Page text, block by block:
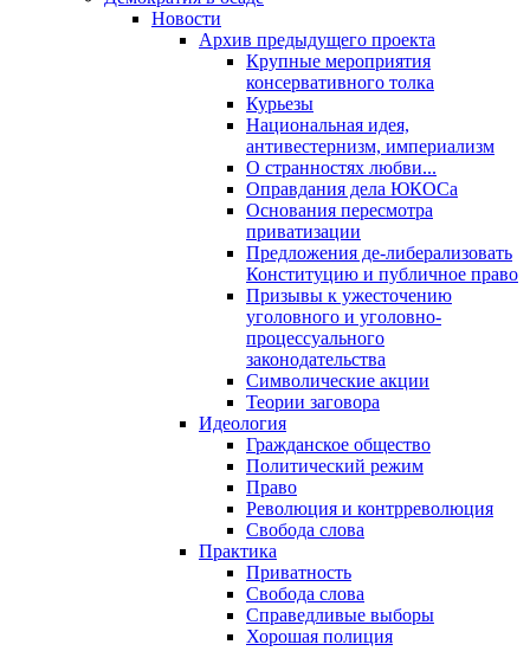
Новости
Архив предыдущего проекта
Крупные мероприятия
консервативного толка
Курьезы
Национальная идея,
антивестернизм, империализм
О странностях любви...
Оправдания дела ЮКОСа
Основания пересмотра
приватизации
Предложения де-либерализовать
Конституцию и публичное право
Призывы к ужесточению
уголовного и уголовно-
процессуального
законодательства
Символические акции
Теории заговора
Идеология
Гражданское общество
Политический режим
Право
Революция и контрреволюция
Свобода слова
Практика
Приватность
Свобода слова
Справедливые выборы
Хорошая полиция